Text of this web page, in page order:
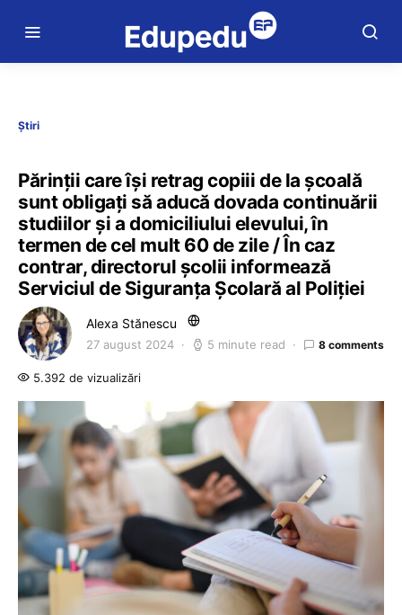
Știri
Părinții care își retrag copiii de la școală
sunt obligați să aducă dovada continuării
studiilor și a domiciliului elevului, în
termen de cel mult 60 de zile / În caz
contrar, directorul școlii informează
Serviciul de Siguranța Școlară al Poliției
Alexa Stănescu
27 august 2024 5 minute read 8 comments
5.392 de vizualizări